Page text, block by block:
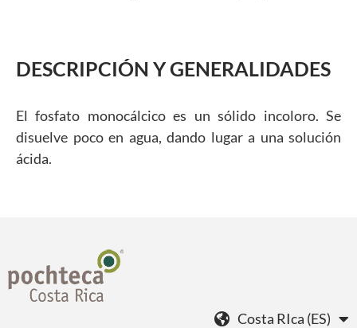
DESCRIPCIÓN Y GENERALIDADES
El fosfato monocálcico es un sólido incoloro. Se
disuelve poco en agua, dando lugar a una solución
ácida.
Costa RIca (ES)